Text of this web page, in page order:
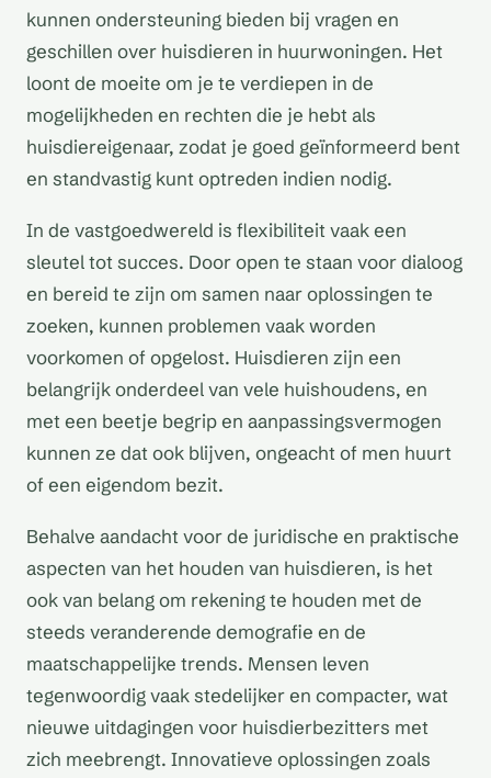
kunnen ondersteuning bieden bij vragen en
geschillen over huisdieren in huurwoningen. Het
loont de moeite om je te verdiepen in de
mogelijkheden en rechten die je hebt als
huisdiereigenaar, zodat je goed geïnformeerd bent
en standvastig kunt optreden indien nodig.
In de vastgoedwereld is flexibiliteit vaak een
sleutel tot succes. Door open te staan voor dialoog
en bereid te zijn om samen naar oplossingen te
zoeken, kunnen problemen vaak worden
voorkomen of opgelost. Huisdieren zijn een
belangrijk onderdeel van vele huishoudens, en
met een beetje begrip en aanpassingsvermogen
kunnen ze dat ook blijven, ongeacht of men huurt
of een eigendom bezit.
Behalve aandacht voor de juridische en praktische
aspecten van het houden van huisdieren, is het
ook van belang om rekening te houden met de
steeds veranderende demografie en de
maatschappelijke trends. Mensen leven
tegenwoordig vaak stedelijker en compacter, wat
nieuwe uitdagingen voor huisdierbezitters met
zich meebrengt. Innovatieve oplossingen zoals